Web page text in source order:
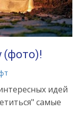
(фото)!
идей
самые